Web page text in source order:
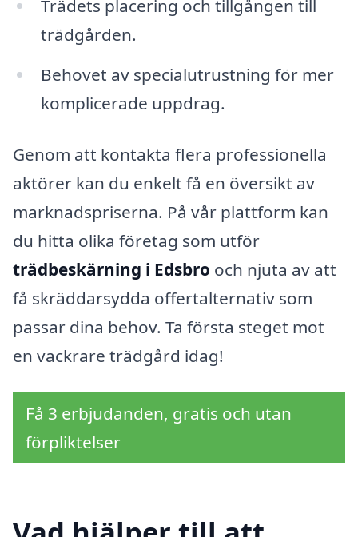
Trädets placering och tillgången till
trädgården.
Behovet av specialutrustning för mer
komplicerade uppdrag.
Genom att kontakta flera professionella
aktörer kan du enkelt få en översikt av
marknadspriserna. På vår plattform kan
du hitta olika företag som utför
trädbeskärning i Edsbro och njuta av att
få skräddarsydda offertalternativ som
passar dina behov. Ta första steget mot
en vackrare trädgård idag!
Få 3 erbjudanden, gratis och utan
förpliktelser